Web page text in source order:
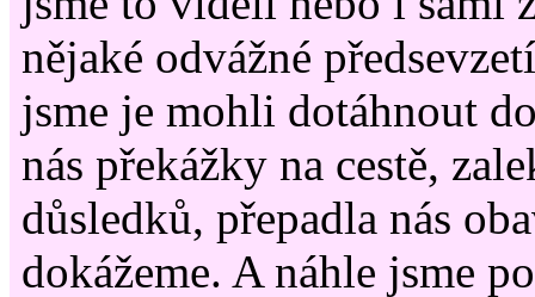
nějaké odvážné
jsme je mohli dotáhnout
nás překážky na cestě,
důsledků, přepadla nás
dokážeme. A náhle jsme